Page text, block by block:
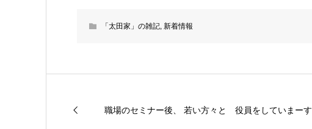
「太田家」の雑記, 新着情報
職場のセミナー後、 若い方々と 役員をしていまーす